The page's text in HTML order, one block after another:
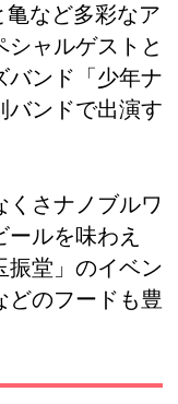
亀など多彩なア
ャルゲストと
バンド「少年ナ
バンドで出演す
くさナノブルワ
ルを味わえ
振堂」のイベン
どのフードも豊